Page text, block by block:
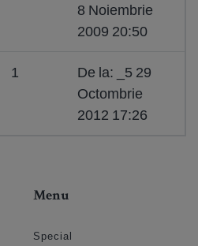
8 Noiembrie
2009 20:50
1
De la: _5 29
Octombrie
2012 17:26
Menu
Special